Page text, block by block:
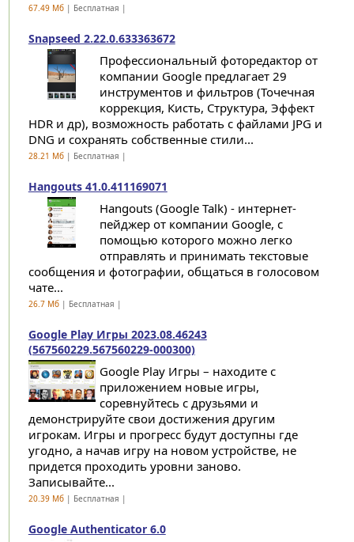
67.49 Мб| Бесплатная |
Snapseed 2.22.0.633363672
Профессиональный фоторедактор от
компании Google предлагает 29
инструментов и фильтров (Точечная
коррекция, Кисть, Структура, Эффект
HDR и др), возможность работать с файлами JPG и
DNG и сохранять собственные стили...
28.21 Мб| Бесплатная |
Hangouts 41.0.411169071
Hangouts (Google Talk) - интернет-
пейджер от компании Google, с
помощью которого можно легко
отправлять и принимать текстовые
сообщения и фотографии, общаться в голосовом
чате...
26.7 Мб| Бесплатная |
Google Play Игры 2023.08.46243
(567560229.567560229-000300)
Google Play Игры – находите с
приложением новые игры,
соревнуйтесь с друзьями и
демонстрируйте свои достижения другим
игрокам. Игры и прогресс будут доступны где
угодно, а начав игру на новом устройстве, не
придется проходить уровни заново.
Записывайте...
20.39 Мб| Бесплатная |
Google Authenticator 6.0